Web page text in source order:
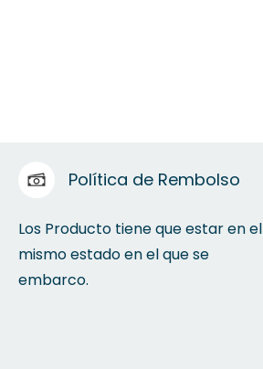
Política de Rembolso
Los Producto tiene que estar en el
mismo estado en el que se
embarco.